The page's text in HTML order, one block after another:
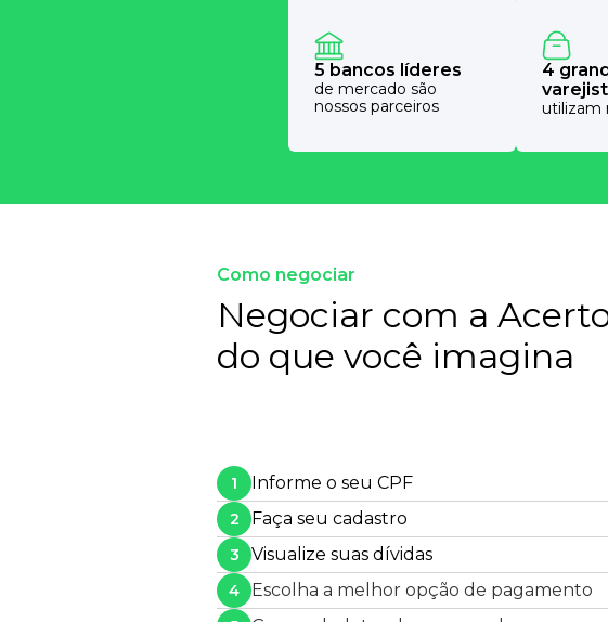
5 bancos líderes
de mercado são
nossos parceiros
4
utilizam
1 Informe o seu CPF
2 Faça seu cadastro
3 Visualize suas dívidas
4 Escolha a melhor opção de pagamento
Como negociar
Negociar com a
do que você imagina